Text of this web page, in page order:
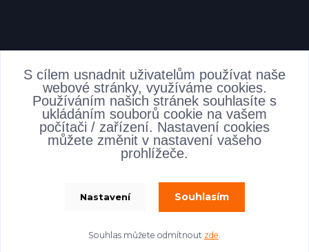
AKTUALITY
Vytvořeno na
Eshop-rychle.cz
S cílem usnadnit uživatelům používat naše
webové stránky, využíváme cookies.
Používáním našich stránek souhlasíte s
ukládáním souborů cookie na vašem
počítači / zařízení. Nastavení cookies
můžete změnit v nastavení vašeho
prohlížeče.
Nastavení Souhlasím
Souhlas můžete odmítnout zde